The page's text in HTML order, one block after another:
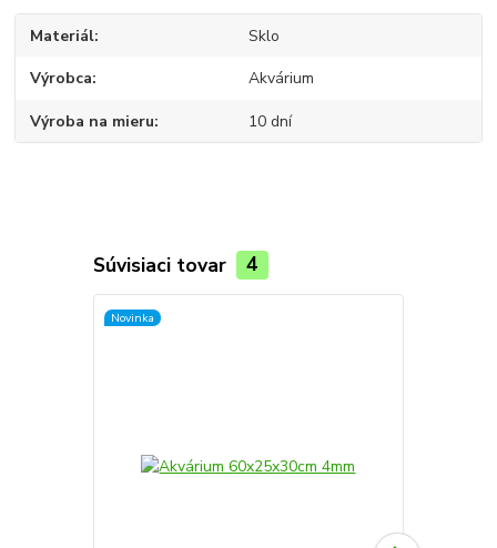
Materiál Sklo
Výrobca Akvárium
Výroba na mieru 10 dní
Súvisiaci tovar 4
Novinka